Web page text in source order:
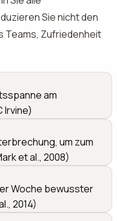
Sie nicht den
Teams, Zufriedenheit
am
Irvine)
um zum
et al., 2008)
Woche bewusster
2014)